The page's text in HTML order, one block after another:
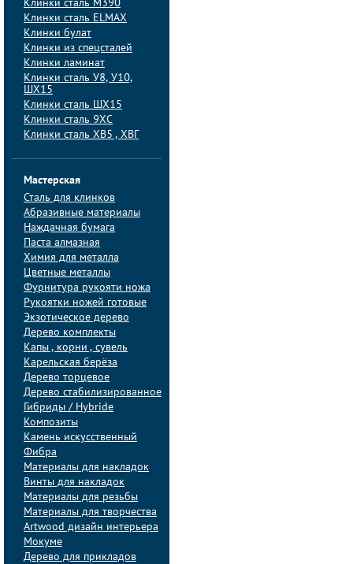
Клинки сталь M390
Клинки сталь ELMAX
Клинки булат
Клинки из спецсталей
Клинки ламинат
Клинки сталь У8, У10,
ШХ15
Клинки сталь ШХ15
Клинки сталь 9ХС
Клинки сталь ХВ5 , ХВГ
Мастерская
Сталь для клинков
Абразивные материалы
Наждачная бумага
Паста алмазная
Химия для металла
Цветные металлы
Фурнитура рукояти ножа
Рукоятки ножей готовые
Экзотическое дерево
Дерево комплекты
Капы , корни , сувель
Карельская берёза
Дерево торцевое
Дерево стабилизированное
Гибриды / Hybride
Композиты
Камень искусственный
Фибра
Материалы для накладок
Винты для накладок
Материалы для резьбы
Материалы для творчества
Artwood дизайн интерьера
Мокуме
Дерево для прикладов